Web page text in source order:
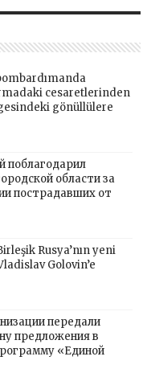
cesaretlerinden
gönüllülere
поблагодарил
области за
пострадавших от
Rusya’nın yeni
Golovin’e
передали
предложения в
«Единой